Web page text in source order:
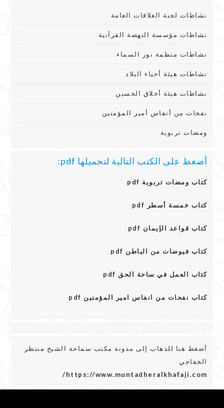
نشاطات لجنة العلاقات العامة
نشاطات مؤسسة النهضة القرآنية
نشاطات منظمة نور السماء
نشاطات هيئة أحياء البلاد
نشاطات هيئة أخلاق الحسين
نفحات من أنفاس أمير المؤمنين
ومضات تربوية
أضغط على الكتب التالية لتحميلها pdf:
كتاب ومضات تربوية pdf
كتاب خمسة أسطر pdf
كتاب قواعد الإيمان pdf
كتاب فيوضات من الباطن pdf
كتاب العمل في ساحة الحق pdf
كتاب نفحات من انفاس امير المؤمنين pdf
أضغط هنا للذهاب إلى مدونة مكتب سماحة الشيخ منتظر
الخفاجي
https://www.muntadheralkhafaji.com/